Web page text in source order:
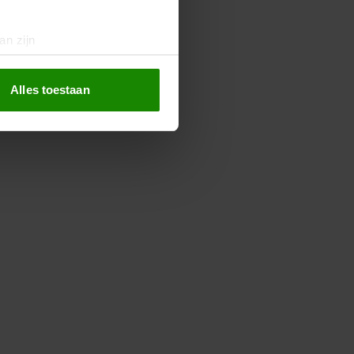
zijn
die u aan ze heeft
met onze cookies als u
Alles toestaan